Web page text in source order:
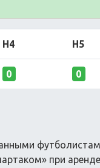
H4 H5
0 0
при аренде